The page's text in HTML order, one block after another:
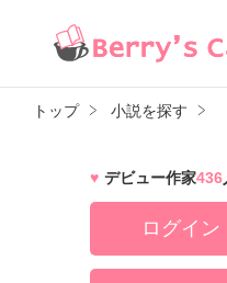
トップ 小説を探す
デビュー作家436
ログイン